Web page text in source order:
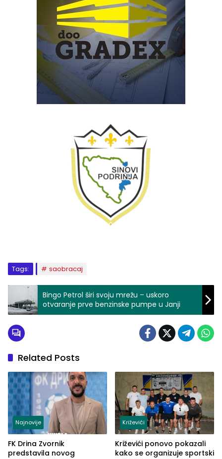
Tags: saobracaj
Bingo Petrol širi svoju mrežu – uskoro
otvaranje prve benzinske pumpe u Janji
Related Posts
Najnovije
FK Drina Zvornik
predstavila novog
Križevići
Križevići ponovo pokazali
kako se organizuje sportski